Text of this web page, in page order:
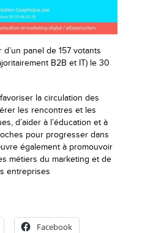
d’un panel de 157 votants
B2B et IT) le 30
la circulation des
les rencontres et les
d’aider à l’éducation et à
pour progresser dans
également à promouvoir
métiers du marketing et de
entreprises
Facebook